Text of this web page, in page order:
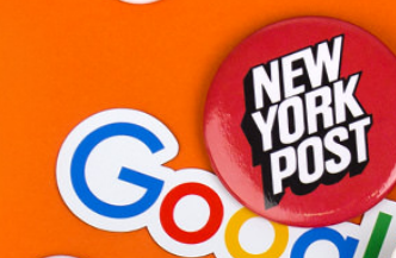
Acryliques
Plus de produits
Échantillons